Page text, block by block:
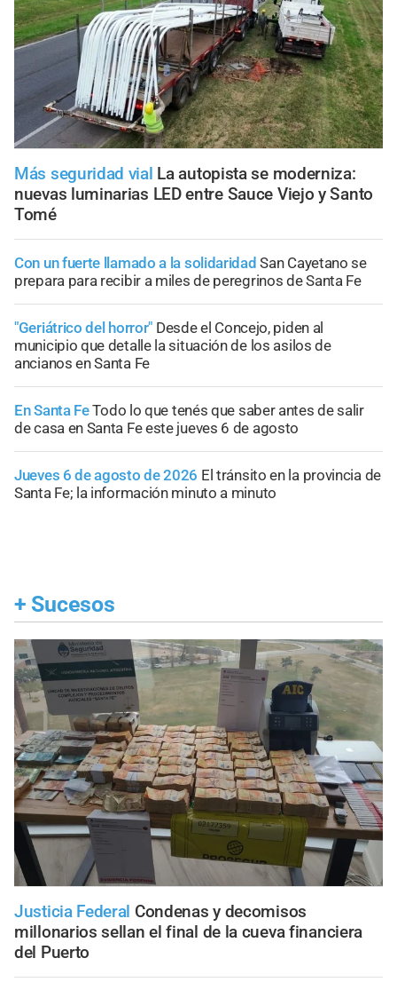
Más seguridad vial La autopista se moderniza:
nuevas luminarias LED entre Sauce Viejo y Santo
Tomé
Con un fuerte llamado a la solidaridad San Cayetano se
prepara para recibir a miles de peregrinos de Santa Fe
"Geriátrico del horror" Desde el Concejo, piden al
municipio que detalle la situación de los asilos de
ancianos en Santa Fe
En Santa FeTodo lo que tenés que saber antes de salir
de casa en Santa Fe este jueves 6 de agosto
Jueves 6 de agosto de 2026 El tránsito en la provincia de
Santa Fe; la información minuto a minuto
+ Sucesos
Justicia Federal Condenas y decomisos
millonarios sellan el final de la cueva financiera
del Puerto